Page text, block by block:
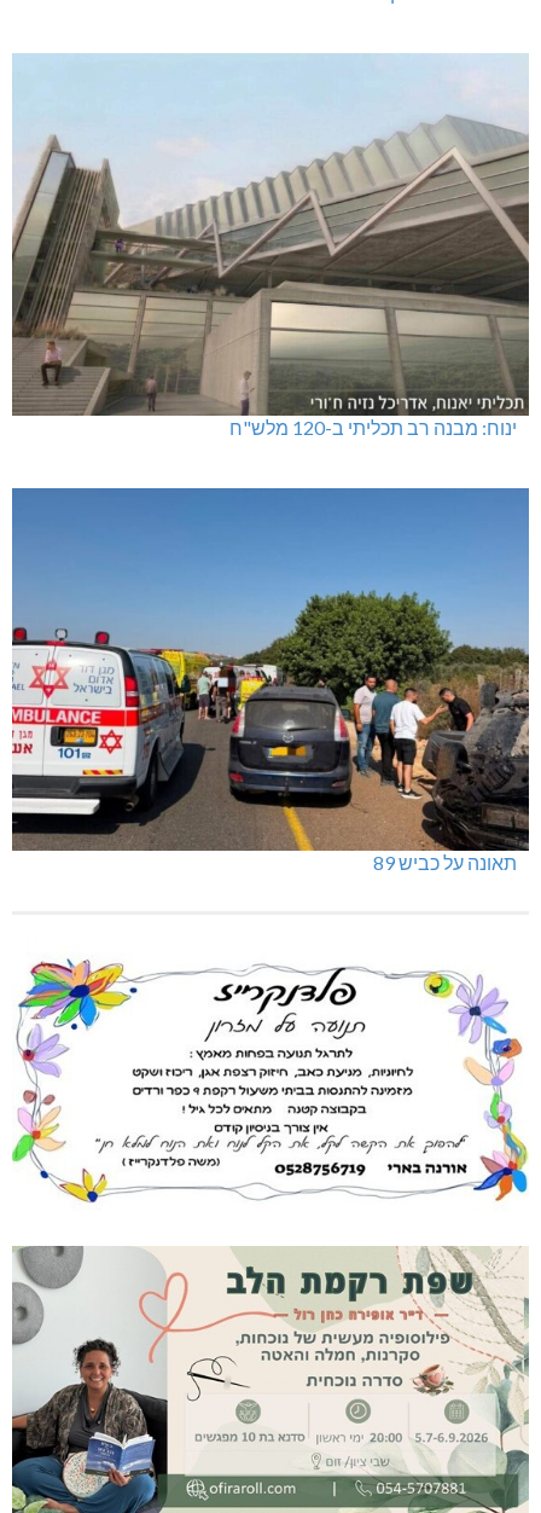
ינוח: מבנה רב תכליתי ב-120 מלש"ח
תאונה על כביש 89